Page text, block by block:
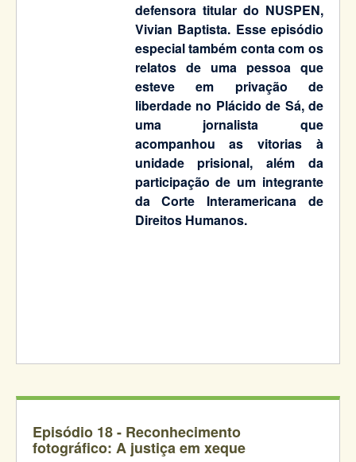
defensora titular do NUSPEN,
Vivian Baptista. Esse episódio
especial também conta com os
relatos de uma pessoa que
esteve em privação de
liberdade no Plácido de Sá, de
uma jornalista que
acompanhou as vitorias à
unidade prisional, além da
participação de um integrante
da Corte Interamericana de
Direitos Humanos.
Episódio 18 - Reconhecimento
fotográfico: A justiça em xeque